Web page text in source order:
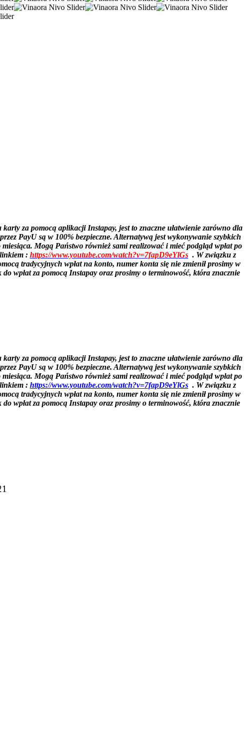
karty za pomocą aplikacji Instapay, jest to znaczne ułatwienie zarówno dla
PayU są w 100% bezpieczne. Alternatywą jest wykonywanie szybkich
Mogą Państwo również sami realizować i mieć podgląd wpłat po
: https://www.youtube.com/watch?v=7fapD9eYlGs . W związku z
tradycyjnych wpłat na konto, numer konta się nie zmienił prosimy w
wpłat za pomocą Instapay oraz prosimy o terminowość, która znacznie
za pomocą aplikacji Instapay, jest to znaczne ułatwienie zarówno dla
PayU są w 100% bezpieczne. Alternatywą jest wykonywanie szybkich
Mogą Państwo również sami realizować i mieć podgląd wpłat po
: https://www.youtube.com/watch?v=7fapD9eYlGs . W związku z
tradycyjnych wpłat na konto, numer konta się nie zmienił prosimy w
wpłat za pomocą Instapay oraz prosimy o terminowość, która znacznie